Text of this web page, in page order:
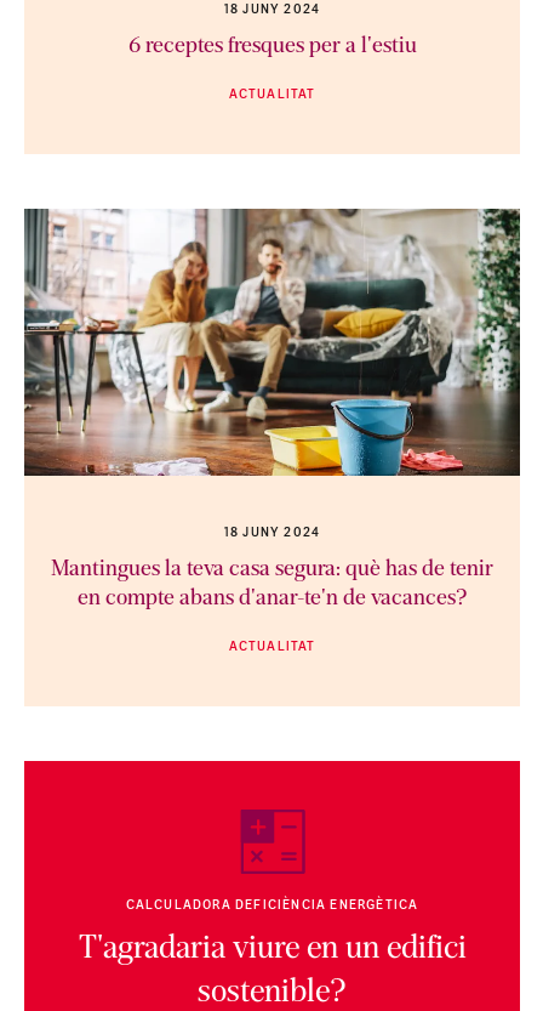
18 JUNY 2024
6 receptes fresques per a l'estiu
ACTUALITAT
18 JUNY 2024
Mantingues la teva casa segura: què has de tenir
en compte abans d'anar-te'n de vacances?
ACTUALITAT
CALCULADORA DEFICIÈNCIA ENERGÈTICA
T'agradaria viure en un edifici
sostenible?